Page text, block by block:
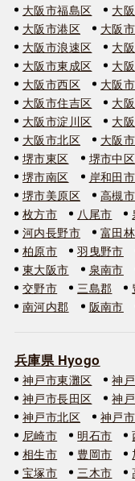
大阪市福島区 大
大阪市港区
大阪
大阪市浪速区
大
大阪市東成区
大
大阪市西区
大阪
大阪市住吉区
大
大阪市淀川区
大
大阪市北区
大阪
堺市東区
堺市中区
堺市南区
岸和田市
堺市美原区
高槻市
枚方市
八尾市
河内長野市
富田
柏原市
羽曳野市
東大阪市
泉南市
交野市
三島郡
南河内郡
阪南市
兵庫県 Hyogo
神戸市東灘区 神
神戸市長田区
神
神戸市北区
神戸
尼崎市
明石市
相生市
豊岡市
宝塚市
三木市